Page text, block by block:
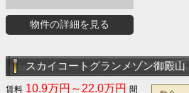
物件の詳細を見る
スカイコートグランメゾン御殿山
10.9万円～22.0万円